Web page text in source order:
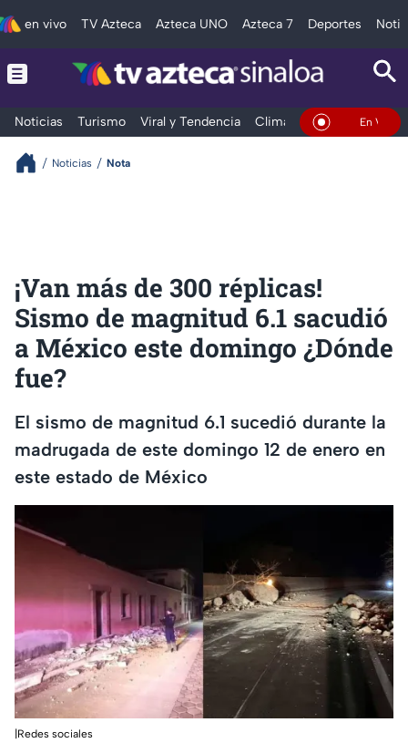
en vivo TV Azteca Azteca UNO Azteca 7 Deportes
Noticias Turismo Viral y Tendencia Clima Deportes En Vivo
Noticias Nota
¡Van más de 300 réplicas!
Sismo de magnitud 6.1 sacudió
a México este domingo ¿Dónde
fue?
El sismo de magnitud 6.1 sucedió durante la
madrugada de este domingo 12 de enero en
este estado de México
|Redes sociales